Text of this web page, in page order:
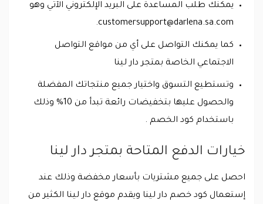
يمكنك طلب المساعدة على البريد الإلكتروني الآتي وهو
customersupport@darlena.sa.com
.
كما يمكنك التواصل على أي من مواقع التواصل
الاجتماعي الخاصة بمتجر دار لينا
وتستطيع التسوق واختيار جميع منتجاتك المفضلة
والحصول عليها بتخفيضات رائعة تبدأ من 10% وذلك
باستخدام كود الخصم .
خيارات الدفع المتاحة بمتجر دار لينا
احصل على جميع مشتريات بأسعار مخفضة وذلك عند
إستعمال كود خصم دار لينا ويقدم موقع دار لينا الكثير من